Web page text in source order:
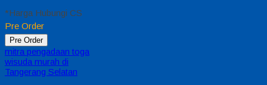
*Harga Hubungi CS
Pre Order
Pre Order
mitra pengadaan toga
wisuda murah di
Tangerang Selatan